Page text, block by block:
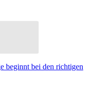
beginnt bei den richtigen